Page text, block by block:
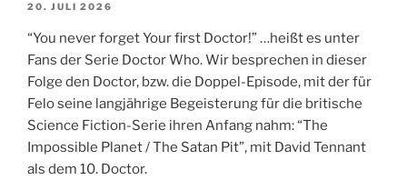
20. JULI 2026
“You never forget Your first Doctor!” …heißt es unter
Fans der Serie Doctor Who. Wir besprechen in dieser
Folge den Doctor, bzw. die Doppel-Episode, mit der für
Felo seine langjährige Begeisterung für die britische
Science Fiction-Serie ihren Anfang nahm: “The
Impossible Planet / The Satan Pit”, mit David Tennant
als dem 10. Doctor.